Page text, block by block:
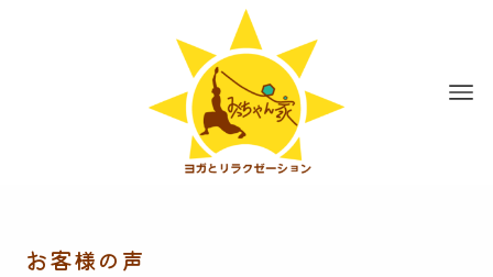
お客様の声